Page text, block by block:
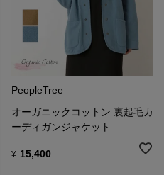
PeopleTree
オーガニックコットン 裏起毛カ
ーディガンジャケット
¥ 15,400